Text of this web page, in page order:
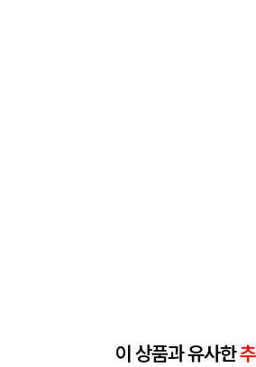
이 상품과 유사한